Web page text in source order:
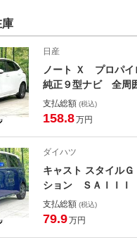
庫
日産
ノート Ｘ プロパ
純正９型ナビ 全周
Ｍ ドラレコ ＥＴ
軽減装置 シートヒ
ｔｈ
支払総額 (税込)
158.8万円
ダイハツ
キャスト スタイル
ション ＳＡＩＩ
様車 ２トーンカ
ックカメラ 衝突軽
支払総額 (税込)
79.9万円